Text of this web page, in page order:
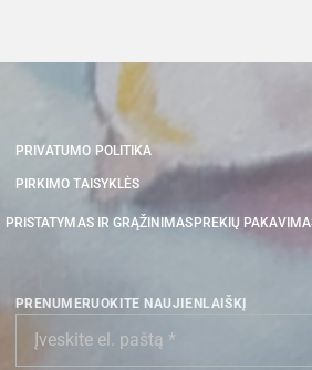
PRIVATUMO POLITIKA
PIRKIMO TAISYKLĖS
PRISTATYMAS IR GRĄŽINIMASPREKIŲ
PRENUMERUOKITE NAUJIENLAIŠKĮ